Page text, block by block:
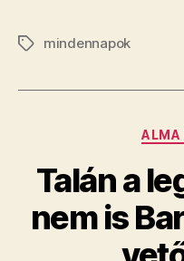
Címkékmindennapok
ALMA
Talán a
nem is